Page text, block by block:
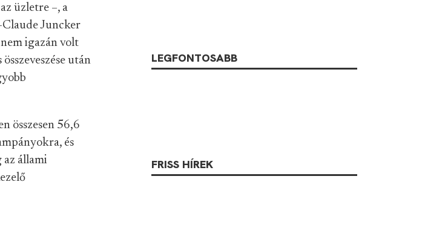
az üzletre –, a
Claude Juncker
igazán volt
után
összesen 56,6
és
az állami
LEGFONTOSABB
FRISS HÍREK